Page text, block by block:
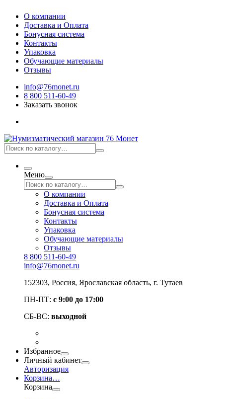
О компании
Доставка и Оплата
Бонусная система
Контакты
Упаковка
Обучающие материалы
Отзывы
info@76monet.ru
8 800 511-60-49
Заказать звонок
Меню
О компании
Доставка и Оплата
Бонусная система
Контакты
Упаковка
Обучающие материалы
Отзывы
8 800 511-60-49
info@76monet.ru
152303, Россия, Ярославская область, г. Тутаев
ПН-ПТ: с 9:00 до 17:00
СБ-ВС: выходной
Избранное
Личный кабинет
Авторизация
Корзина…
Корзина